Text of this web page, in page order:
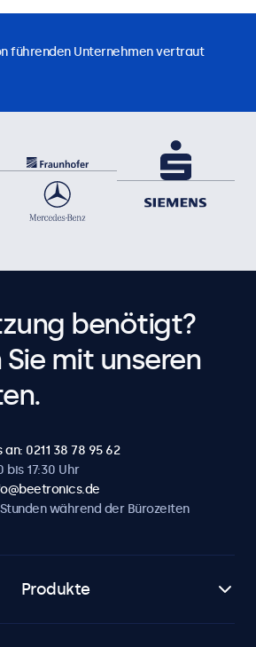
führenden Unternehmen vertraut
benötigt?
mit unseren
an: 0211 38 78 95 62
bis 17:30 Uhr
während der Bürozeiten
Produkte